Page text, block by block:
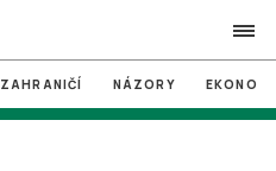
search
ZAHRANIČÍ NÁZORY